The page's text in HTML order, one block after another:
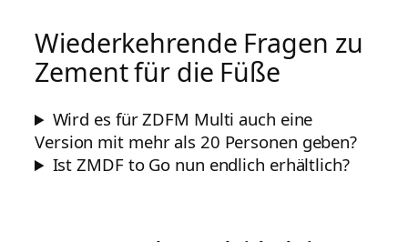
Wiederkehrende Fragen zu
Zement für die Füße
Wird es für ZDFM Multi auch eine
Version mit mehr als 20 Personen geben?
Ist ZMDF to Go nun endlich erhältlich?